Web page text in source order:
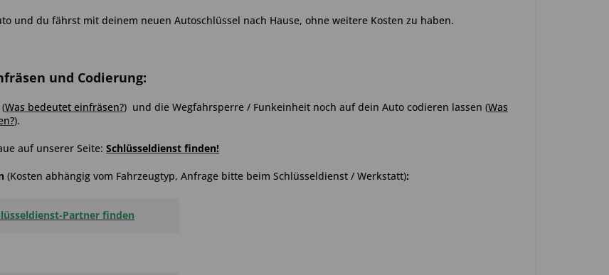
und du fährst mit deinem neuen Autoschlüssel nach Hause, ohne weitere Kosten zu haben.
und Codierung:
(Was bedeutet einfräsen?) und die Wegfahrsperre / Funkeinheit noch auf dein Auto codieren lassen (Was
).
auf unserer Seite: Schlüsseldienst finden!
(Kosten abhängig vom Fahrzeugtyp, Anfrage bitte beim Schlüsseldienst / Werkstatt):
Partner finden